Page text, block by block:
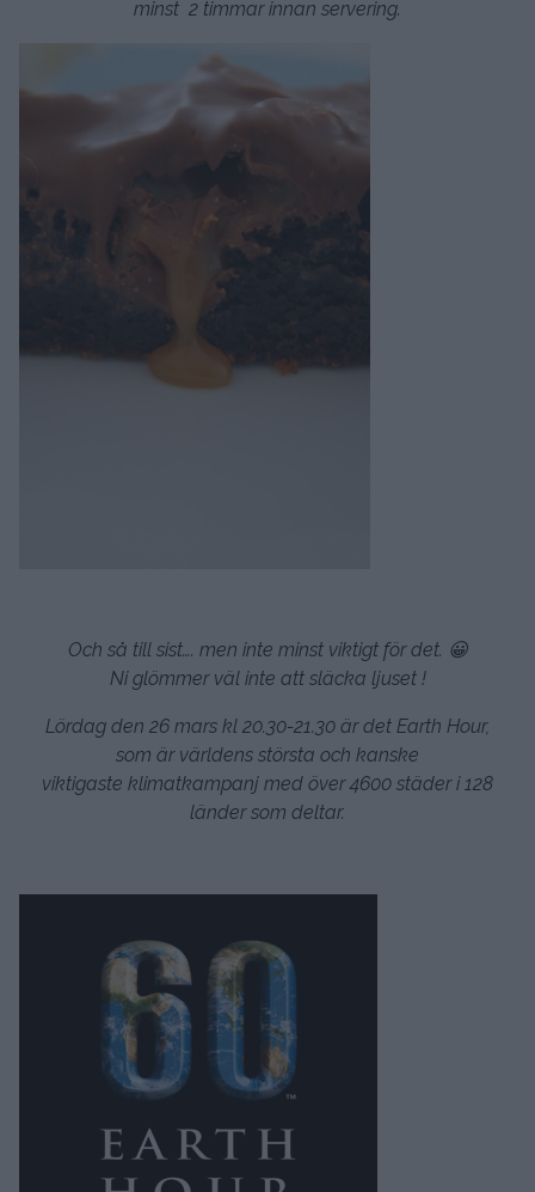
minst 2 timmar innan servering.
Och så till sist…. men inte minst viktigt för det. 😀
Ni glömmer väl inte att släcka ljuset !
Lördag den 26 mars kl 20.30-21.30 är det Earth Hour,
som är världens största och kanske
viktigaste klimatkampanj med över 4600 städer i 128
länder som deltar.